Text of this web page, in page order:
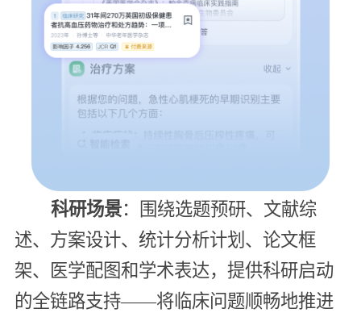
科研场景：围绕选题预研、文献综
述、方案设计、统计分析计划、论文框
架、医学配图和学术表达，提供科研启动
的全链路支持——将临床问题顺畅地推进